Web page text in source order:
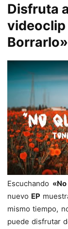
Disfruta
videoclip
Borrarlo»
Escuchando
nuevo EP
mismo tiempo,
puede disfrutar